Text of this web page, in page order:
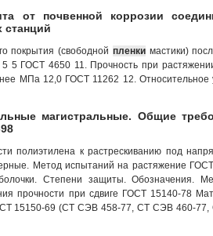
от почвенной коррозии
станций
покрытия (свободной пленкимастики)
5 ГОСТ 4650 11. Прочность при
МПа 12,0 ГОСТ 11262 12. Относительное
магистральные. Общие
полиэтилена к растрескиванию под
Метод испытаний на растяжение
Степени защиты. Обозначения.
прочности при сдвиге ГОСТ 15140-78
15150-69 (СТ СЭВ 458-77, СТ СЭВ 460-